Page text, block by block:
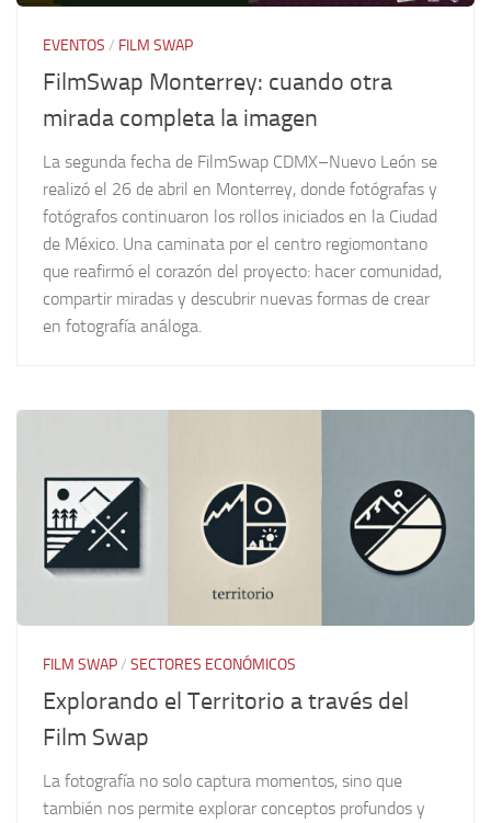
EVENTOS / FILM SWAP
FilmSwap Monterrey: cuando otra
mirada completa la imagen
La segunda fecha de FilmSwap CDMX–Nuevo León se
realizó el 26 de abril en Monterrey, donde fotógrafas y
fotógrafos continuaron los rollos iniciados en la Ciudad
de México. Una caminata por el centro regiomontano
que reafirmó el corazón del proyecto: hacer comunidad,
compartir miradas y descubrir nuevas formas de crear
en fotografía análoga.
FILM SWAP/ SECTORES ECONÓMICOS
Explorando el Territorio a través del
Film Swap
La fotografía no solo captura momentos, sino que
también nos permite explorar conceptos profundos y